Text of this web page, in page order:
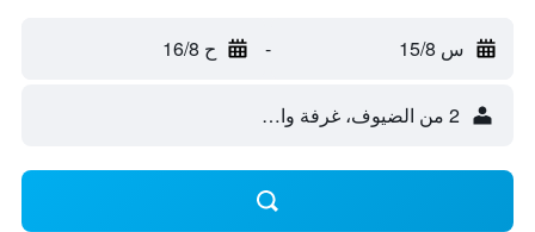
س 15/8 - ح 16/8
2 من الضيوف، غرفة واحدة